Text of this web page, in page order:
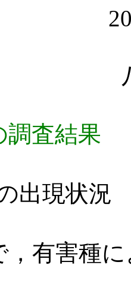
調査結果
出現状況
有害種